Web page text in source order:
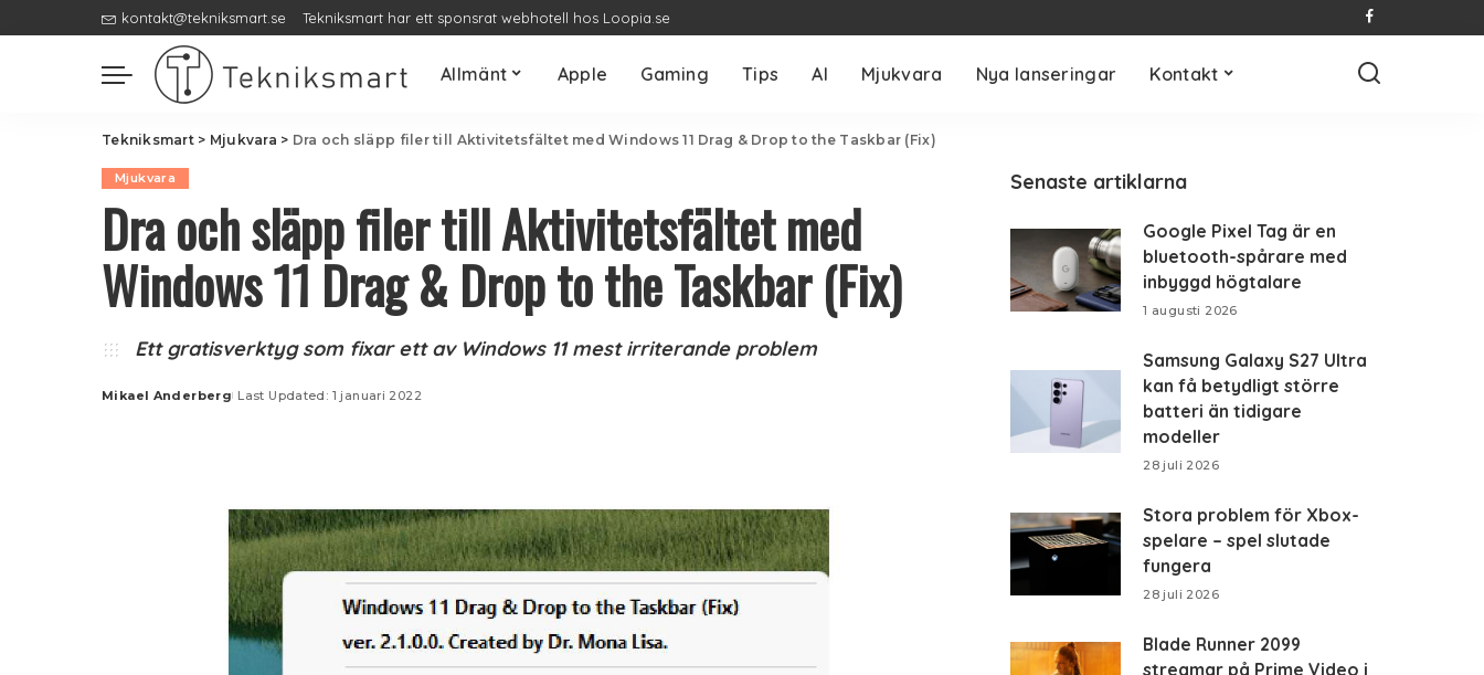
kontakt@tekniksmart.se Tekniksmart har ett sponsrat webhotell hos Loopia.se
Allmänt Apple Gaming Tips AI Mjukvara Nya lanseringar Kontakt
Tekniksmart> Mjukvara > Dra och släpp filer till Aktivitetsfältet med Windows 11 Drag & Drop to the Taskbar (Fix)
Mjukvara
Dra och släpp filer till Aktivitetsfältet med
Windows 11 Drag & Drop to the Taskbar (Fix)
Ett gratisverktyg som fixar ett av Windows 11 mest irriterande problem
Posted
Mikael Anderberg Last Updated: 1 januari 2022
Senaste artiklarna
Google Pixel Tag är en
bluetooth-spårare med
inbyggd högtalare
1 augusti 2026
Samsung Galaxy S27 Ultra
kan få betydligt större
batteri än tidigare
modeller
28 juli 2026
Stora problem för Xbox-
spelare – spel slutade
fungera
28 juli 2026
Blade Runner 2099
streamar på Prime Video i